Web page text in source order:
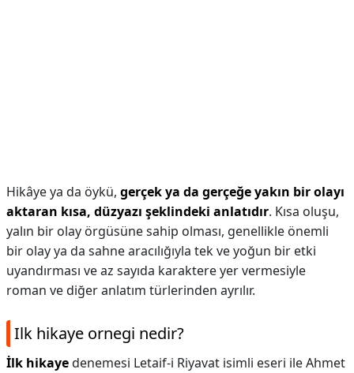
Hikâye ya da öykü, gerçek ya da gerçeğe yakın bir olayı
aktaran kısa, düzyazı şeklindeki anlatıdır. Kısa oluşu,
yalın bir olay örgüsüne sahip olması, genellikle önemli
bir olay ya da sahne aracılığıyla tek ve yoğun bir etki
uyandırması ve az sayıda karaktere yer vermesiyle
roman ve diğer anlatım türlerinden ayrılır.
Ilk hikaye ornegi nedir?
İlk hikayedenemesi Letaif-i Riyavat isimli eseri ile Ahmet